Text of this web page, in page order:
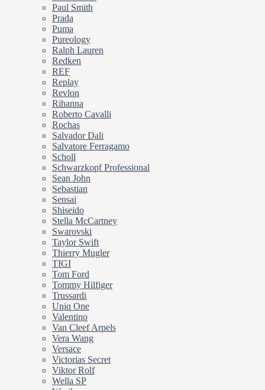
Paul Smith
Prada
Puma
Pureology
Ralph Lauren
Redken
REF
Replay
Revlon
Rihanna
Roberto Cavalli
Rochas
Salvador Dali
Salvatore Ferragamo
Scholl
Schwarzkopf Professional
Sean John
Sebastian
Sensai
Shiseido
Stella McCartney
Swarovski
Taylor Swift
Thierry Mugler
TIGI
Tom Ford
Tommy Hilfiger
Trussardi
Uniq One
Valentino
Van Cleef Arpels
Vera Wang
Versace
Victorias Secret
Viktor Rolf
Wella SP